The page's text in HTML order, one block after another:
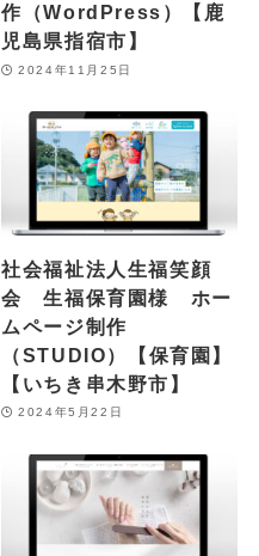
作（WordPress）【鹿
児島県指宿市】
2024年11月25日
社会福祉法人生福笑顔
会 生福保育園様 ホー
ムページ制作
（STUDIO）【保育園】
【いちき串木野市】
2024年5月22日